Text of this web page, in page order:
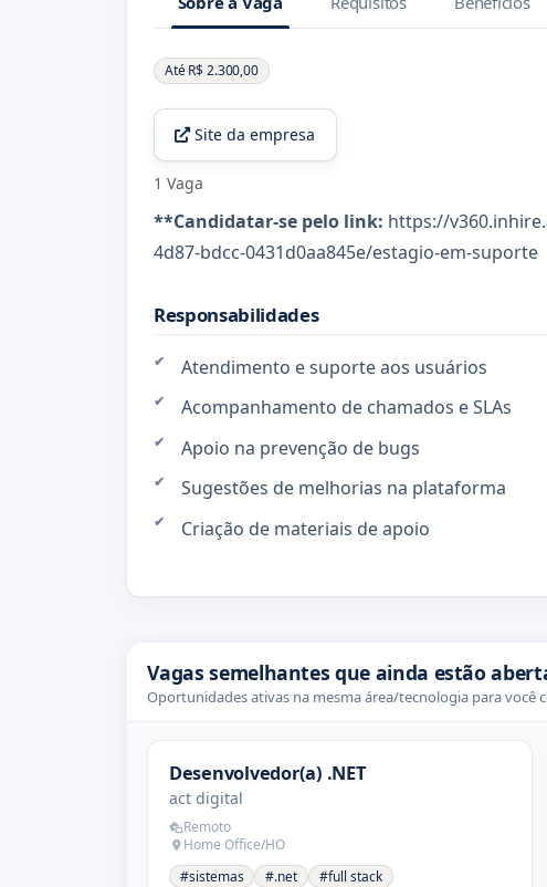
Sobre a Vaga
Até R$ 2.300,00
Site da empresa
1 Vaga
**Candidatar-se pelo link: https://
4d87-bdcc-0431d0aa845e/estagio-em-suporte
Responsabilidades
Atendimento e suporte aos usuários
Acompanhamento de chamados e SLAs
Apoio na prevenção de bugs
Sugestões de melhorias na plataforma
Criação de materiais de apoio
Vagas semelhantes que ainda estão
Oportunidades ativas na mesma área/tecnologia para você
Desenvolvedor(a) .NET
act digital
Remoto
Home Office/HO
#sistemas
#.net #full stack